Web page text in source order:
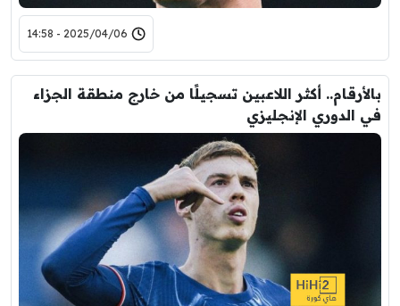
2025/04/06 - 14:58
بالأرقام.. أكثر اللاعبين تسجيلًا من خارج منطقة الجزاء
في الدوري الإنجليزي